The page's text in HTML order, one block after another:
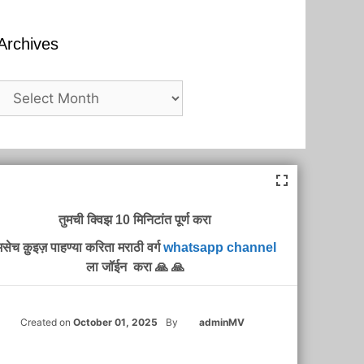
तुमची क्विझ 10 मिनिटांत पूर्ण करा
क़ुइज़ पाहण्या करिता मराठी वर्गwhatsapp channel
ला जॉईन करा 🙏 🙏
Created on October 01, 2025 By adminMV